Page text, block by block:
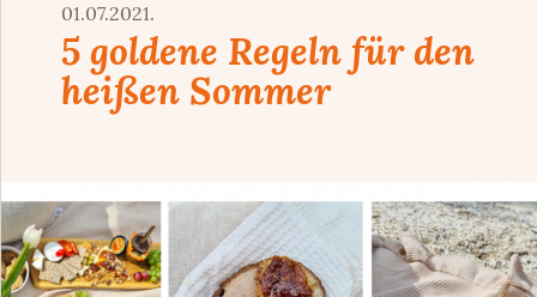
01.07.2021.
5 goldene Regeln für den
heißen Sommer